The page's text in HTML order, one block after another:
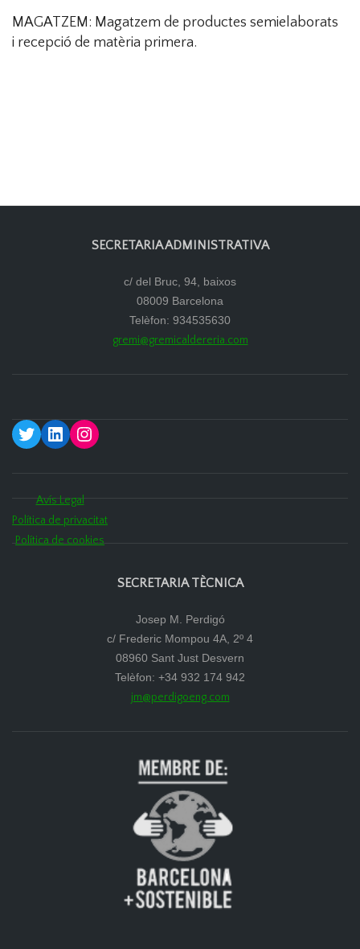
MAGATZEM: Magatzem de productes semielaborats
i recepció de matèria primera.
SECRETARIA ADMINISTRATIVA
c/ del Bruc, 94, baixos
08009 Barcelona
Telèfon: 934535630
gremi@gremicaldereria.com
TwitterLinkedInInstagram
Avís Legal
Política de privacitat
Política de cookies
SECRETARIA TÈCNICA
Josep M. Perdigó
c/ Frederic Mompou 4A, 2º 4
08960 Sant Just Desvern
Telèfon: +34 932 174 942
jm@perdigoeng.com